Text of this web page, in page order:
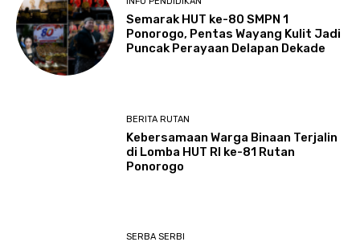
Semarak HUT ke-80 SMPN 1
Ponorogo, Pentas Wayang Kulit Jadi
Puncak Perayaan Delapan Dekade
BERITA RUTAN
Kebersamaan Warga Binaan Terjalin
di Lomba HUT RI ke-81 Rutan
Ponorogo
SERBA SERBI